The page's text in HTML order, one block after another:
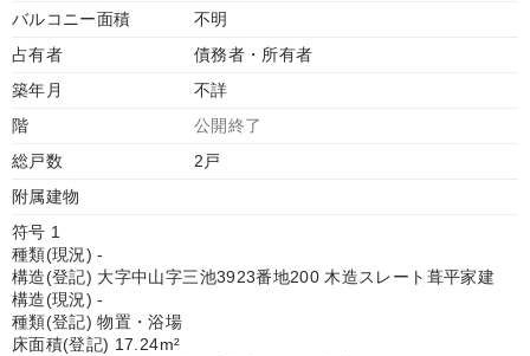
バルコニー面積
不明
占有者
債務者・所有者
築年月
不詳
階
公開終了
総戸数
2戸
附属建物
符号 1
種類(現況) -
構造(登記) 大字中山字三池3923番地200 木造スレート葺平家建
構造(現況) -
種類(登記) 物置・浴場
床面積(登記) 17.24m²